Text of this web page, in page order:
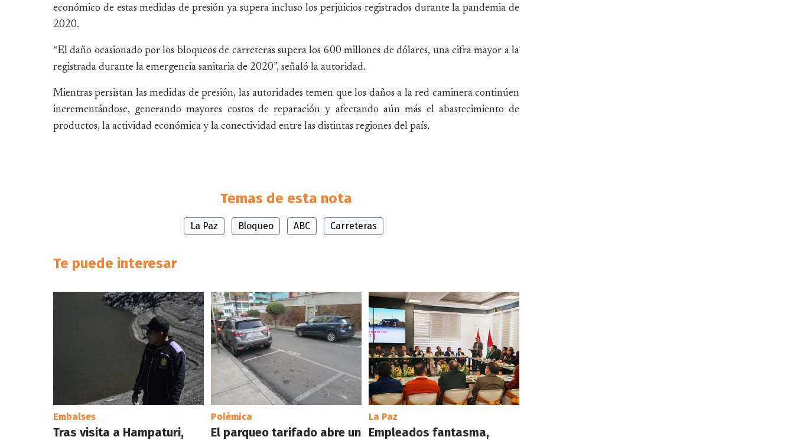
económico de estas medidas de presión ya supera incluso los perjuicios registrados durante la pandemia de
2020.
“El daño ocasionado por los bloqueos de carreteras supera los 600 millones de dólares, una cifra mayor a la
registrada durante la emergencia sanitaria de 2020”, señaló la autoridad.
Mientras persistan las medidas de presión, las autoridades temen que los daños a la red caminera continúen
incrementándose, generando mayores costos de reparación y afectando aún más el abastecimiento de
productos, la actividad económica y la conectividad entre las distintas regiones del país.
Temas de esta nota
La Paz Bloqueo ABC Carreteras
Te puede interesar
Embalses
Tras visita a Hampaturi,
Polémica
El parqueo tarifado abre un
La Paz
Empleados fantasma,